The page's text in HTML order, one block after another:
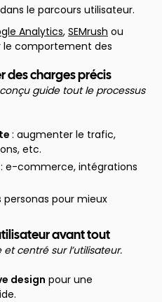
le parcours utilisateur.
Analytics, SEMrush ou
le comportement des
des charges précis
guide tout le processus
: augmenter le trafic,
etc.
: e-commerce, intégrations
personas pour mieux
avant tout
centré sur l’utilisateur.
design pour une